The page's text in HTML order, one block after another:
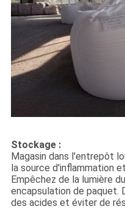
Stockage :
Magasin dans l'entrepôt
la source d'inflammation
Empêchez de la lumière
encapsulation de paquet.
des acides et éviter de